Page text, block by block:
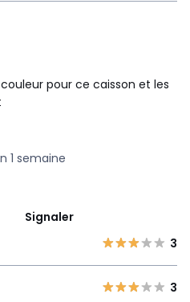
pour ce caisson et les
1 semaine
Signaler
3
3